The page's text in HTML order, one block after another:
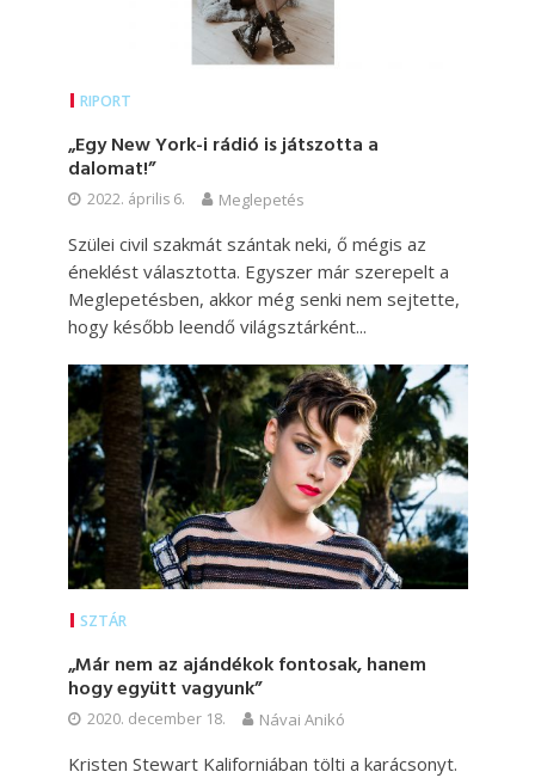
RIPORT
„Egy New York-i rádió is játszotta a
dalomat!”
2022. április 6. Meglepetés
Szülei civil szakmát szántak neki, ő mégis az
éneklést választotta. Egyszer már szerepelt a
Meglepetésben, akkor még senki nem sejtette,
hogy később leendő világsztárként...
SZTÁR
„Már nem az ajándékok fontosak, hanem
hogy együtt vagyunk”
2020. december 18. Návai Anikó
Kristen Stewart Kaliforniában tölti a karácsonyt.